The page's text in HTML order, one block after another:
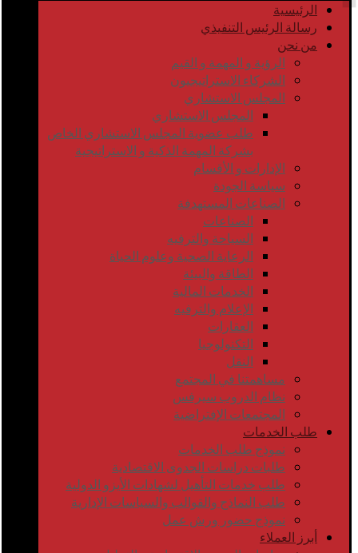
الرئيسية
رسالة الرئيس التنفيذي
من نحن
الرؤية و المهمة و القيم
الشركاء الاستراتيجيون
المجلس الاستشاري
المجلس الاستشاري
طلب عضوية المجلس الاستشاري الخاص
بشركة المهمة الذكية و الاستراتيجية
الإدارات و الأقسام
سياسة الجودة
الصناعات المستهدفة
الصناعات
السياحة والترفيه
الرعاية الصحية وعلوم الحياة
الطاقة والبيئة
الخدمات المالية
الإعلام والترفيه
العقارات
التكنولوجيا
النقل
مساهمتنا في المجتمع
نظام الدروب سيرفس
المجتمعات الإفتراضية
طلب الخدمات
نموذج طلب الخدمات
طلبات دراسات الجدوى الاقتصادية
طلب خدمات التأهيل لشهادات الأيزو الدولية
طلب النماذج والقوالب والسياسات الإدارية
نموذج حضور ورش عمل
أبرز العملاء